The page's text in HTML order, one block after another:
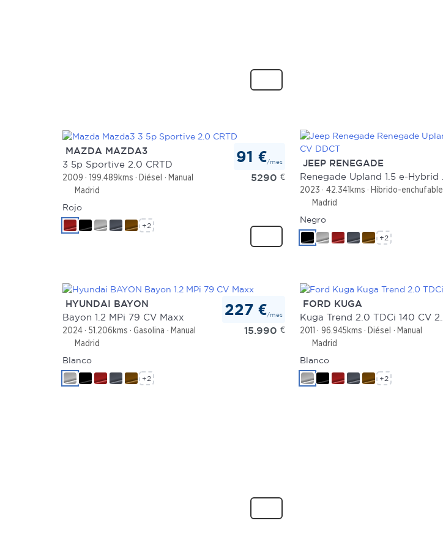
MAZDA MAZDA3
3 5p Sportive 2.0 CRTD
2009 199.489kms Diésel
Manual
Madrid
91 €/mes
5290 €
Rojo
+2
JEEP RENEGADE
2023 42.341kms Híbrido-enchufable
Madrid
Negro
+2
HYUNDAI BAYON
Bayon 1.2 MPi 79 CV Maxx
2024 51.206kms Gasolina
Manual
Madrid
227 €/mes
15.990 €
Blanco
+2
FORD KUGA
2011 96.945kms Diésel
Manual
Madrid
Blanco
+2